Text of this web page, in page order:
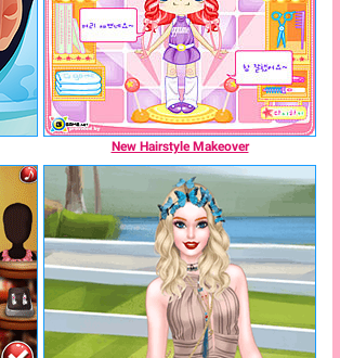
New Hairstyle Makeover